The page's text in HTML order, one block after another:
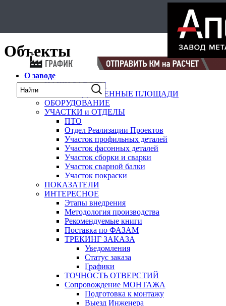
Объекты
О заводе
НАШИ ЗАВОДЫ
ПРОИЗВОДСТВЕННЫЕ ПЛОЩАДИ
ОБОРУДОВАНИЕ
УЧАСТКИ и ОТДЕЛЫ
ПТО
Отдел Реализации Проектов
Участок профильных деталей
Участок фасонных деталей
Участок сборки и сварки
Участок сварной балки
Участок покраски
ПОКАЗАТЕЛИ
ИНТЕРЕСНОЕ
Этапы внедрения
Методология производства
Рекомендуемые книги
Поставка по ФАЗАМ
ТРЕКИНГ ЗАКАЗА
Уведомления
Статус заказа
Графики
ТОЧНОСТЬ ОТВЕРСТИЙ
Сопровождение МОНТАЖА
Подготовка к монтажу
Выезд Инженера